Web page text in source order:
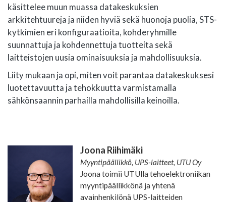
käsittelee muun muassa datakeskuksien
arkkitehtuureja ja niiden hyviä sekä huonoja puolia, STS-
kytkimien eri konfiguraatioita, kohderyhmille
suunnattuja ja kohdennettuja tuotteita sekä
laitteistojen uusia ominaisuuksia ja mahdollisuuksia.
Liity mukaan ja opi, miten voit parantaa datakeskuksesi
luotettavuutta ja tehokkuutta varmistamalla
sähkönsaannin parhailla mahdollisilla keinoilla.
Joona Riihimäki
Myyntipäällikkö, UPS-laitteet, UTU Oy
Joona toimii UTUlla tehoelektroniikan
myyntipäällikkönä ja yhtenä
avainhenkilönä UPS-laitteiden